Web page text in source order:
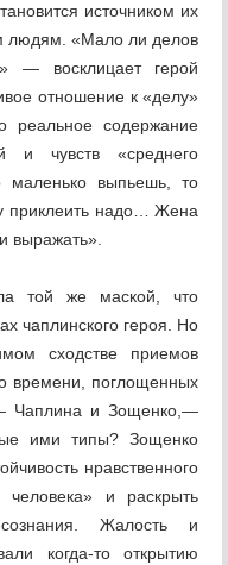
источником их
людям. «Мало ли делов
— восклицает герой
отношение к «делу»
содержание
и чувств «среднего
маленько выпьешь, то
приклеить надо… Жена
выражать».
той же маской, что
чаплинского героя. Но
сходстве приемов
времени, поглощенных
Чаплина и Зощенко,—
ими типы? Зощенко
нравственного
человека» и раскрыть
Жалость и
когда-то открытию